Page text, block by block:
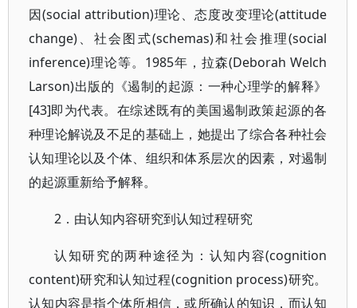
因(social attribution)理论、态度改变理论(attitude
change)、社会图式(schemas)和社会推理(social
inference)理论等。1985年，拉森(Deborah Welch
Larson)出版的《遏制的起源：一种心理学的解释》
[43]即为代表。在综述既有的美国遏制政策起源的各
种理论解说及不足的基础上，她提出了综合各种社会
认知理论以及个体、组织和体系层次的因素，对遏制
的起源重新给予解释。
2．由认知内容研究到认知过程研究
认知研究的两种途径为：认知内容(cognition
content)研究和认知过程(cognition process)研究。
认知内容是指个体所相信，或所确认的知识，而认知